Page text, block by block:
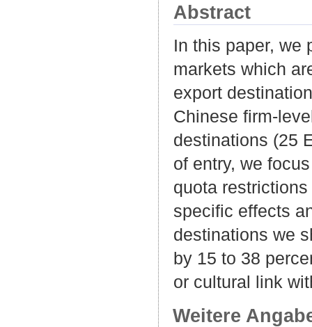
Abstract
In this paper, we
markets which
export
Chinese firm-
destinations (25
of entry, we
quota
specific effects
destinations we
by 15 to 38
or cultural link
Weitere